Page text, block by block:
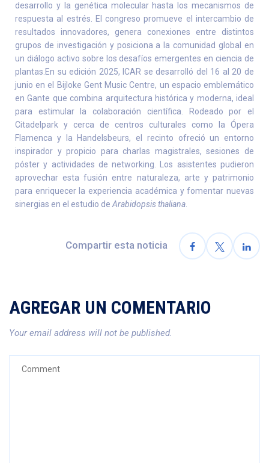
desarrollo y la genética molecular hasta los mecanismos de
respuesta al estrés. El congreso promueve el intercambio de
resultados innovadores, genera conexiones entre distintos
grupos de investigación y posiciona a la comunidad global en
un diálogo activo sobre los desafíos emergentes en ciencia de
plantas.En su edición 2025, ICAR se desarrolló del 16 al 20 de
junio en el Bijloke Gent Music Centre, un espacio emblemático
en Gante que combina arquitectura histórica y moderna, ideal
para estimular la colaboración científica. Rodeado por el
Citadelpark y cerca de centros culturales como la Ópera
Flamenca y la Handelsbeurs, el recinto ofreció un entorno
inspirador y propicio para charlas magistrales, sesiones de
póster y actividades de networking. Los asistentes pudieron
aprovechar esta fusión entre naturaleza, arte y patrimonio
para enriquecer la experiencia académica y fomentar nuevas
sinergias en el estudio deArabidopsis thaliana.
Compartir esta noticia
AGREGAR UN COMENTARIO
Your email address will not be published.